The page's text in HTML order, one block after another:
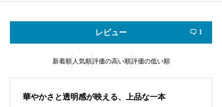
レビュー  1
新着順 人気順評価の高い順評価の低い順
華やかさと透明感が映える、上品な一本